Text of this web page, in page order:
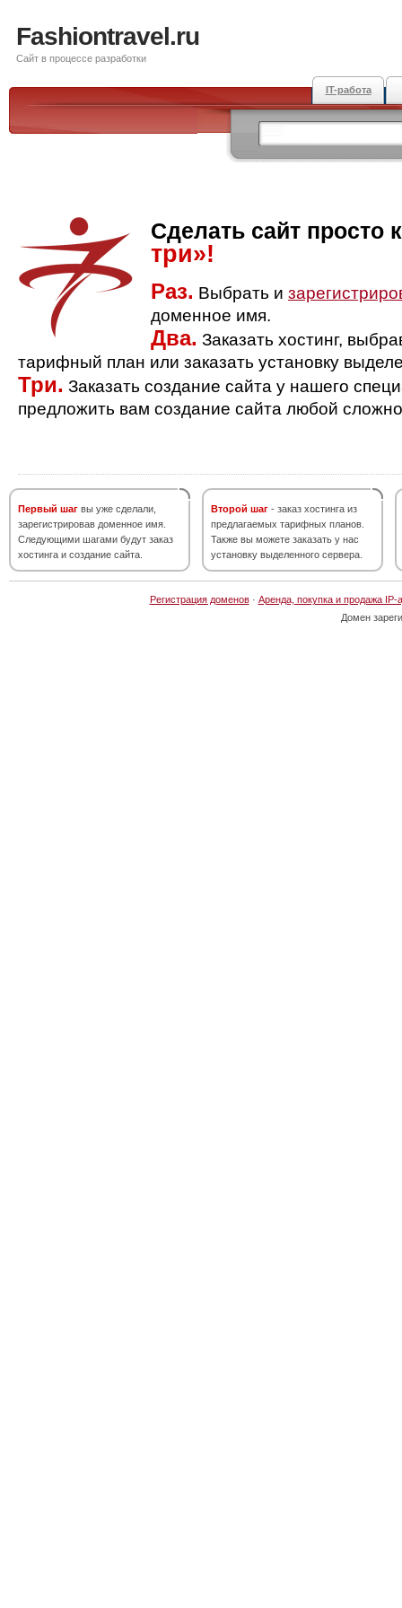
Fashiontravel.ru
Сайт в процессе разработки
IT-работа
Сделать сайт просто
три»!
Раз. Выбрать и
доменное имя.
Два. Заказать хостинг,
тарифный план или заказать установку
Три. Заказать создание сайта у нашего
предложить вам создание сайта любой
Первый шаг вы уже сделали,
зарегистрировав доменное имя.
Следующими шагами будут заказ
хостинга и создание сайта.
Второй шаг - заказ хостинга из
предлагаемых тарифных планов.
Также вы можете заказать у нас
установку выделенного сервера.
Регистрация доменов· Аренда, покупка и продажа IP-
Домен